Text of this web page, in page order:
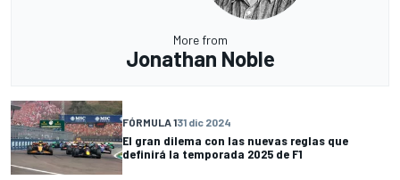
More from
Jonathan Noble
FÓRMULA 131 dic 2024
El gran dilema con las nuevas reglas que
definirá la temporada 2025 de F1